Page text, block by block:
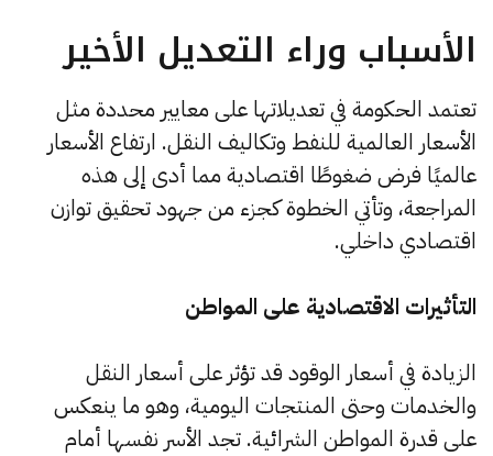
الأسباب وراء التعديل الأخير
تعتمد الحكومة في تعديلاتها على معايير محددة مثل
الأسعار العالمية للنفط وتكاليف النقل. ارتفاع الأسعار
عالميًا فرض ضغوطًا اقتصادية مما أدى إلى هذه
المراجعة، وتأتي الخطوة كجزء من جهود تحقيق توازن
اقتصادي داخلي.
التأثيرات الاقتصادية على المواطن
الزيادة في أسعار الوقود قد تؤثر على أسعار النقل
والخدمات وحتى المنتجات اليومية، وهو ما ينعكس
على قدرة المواطن الشرائية. تجد الأسر نفسها أمام